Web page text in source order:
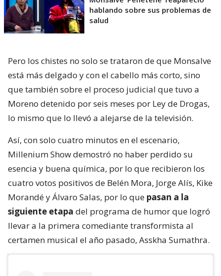
hablando sobre sus problemas de
salud
Pero los chistes no solo se trataron de que Monsalve
está más delgado y con el cabello más corto, sino
que también sobre el proceso judicial que tuvo a
Moreno detenido por seis meses por Ley de Drogas,
lo mismo que lo llevó a alejarse de la televisión.
Así, con solo cuatro minutos en el escenario,
Millenium Show demostró no haber perdido su
esencia y buena química, por lo que recibieron los
cuatro votos positivos de Belén Mora, Jorge Alís, Kike
Morandé y Álvaro Salas, por lo que pasan a la
siguiente etapa del programa de humor que logró
llevar a la primera comediante transformista al
certamen musical el año pasado, Asskha Sumathra.